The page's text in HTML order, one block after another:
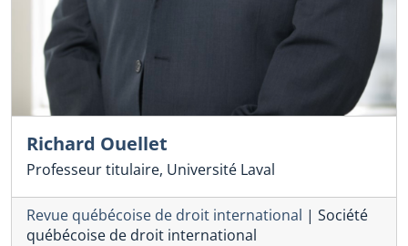
Richard Ouellet
Professeur titulaire, Université Laval
Revue québécoise de droit international | Société
québécoise de droit international